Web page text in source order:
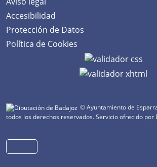
Accesibilidad
Protección de Datos
Política de Cookies
© Ayuntamiento de
todos los derechos reservados.Servicio ofrecido por